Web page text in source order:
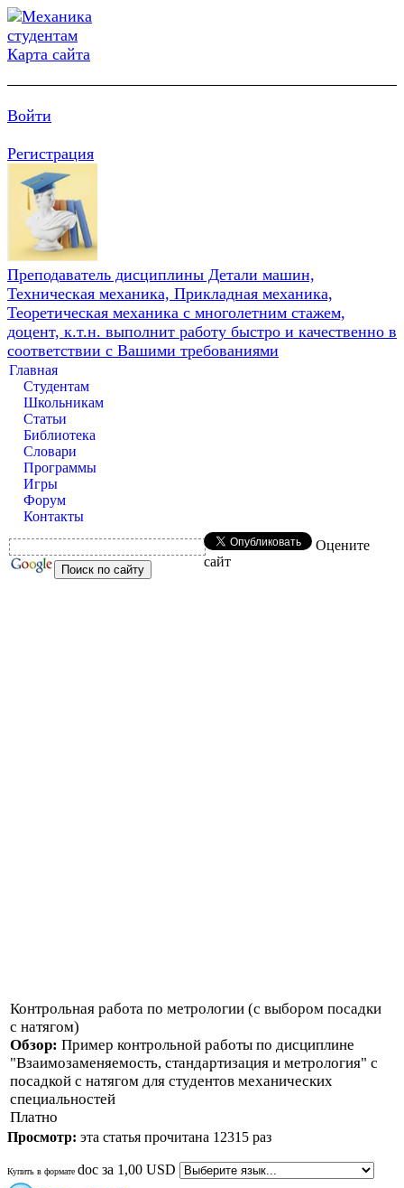
Карта сайта
Войти
Регистрация
Преподаватель дисциплины Детали машин,
Техническая механика, Прикладная механика,
Теоретическая механика с многолетним стажем,
доцент, к.т.н. выполнит работу быстро и качественно в
соответствии с Вашими требованиями
Главная
Студентам
Школьникам
Статьи
Библиотека
Словари
Программы
Игры
Форум
Контакты
Оцените
сайт
Контрольная работа по метрологии (с выбором посадки
с натягом)
Обзор: Пример контрольной работы по дисциплине
"Взаимозаменяемость, стандартизация и метрология" с
посадкой с натягом для студентов механических
специальностей
Платно
Просмотр: эта статья прочитана 12315 раз
Купить в формате doc за 1,00 USD